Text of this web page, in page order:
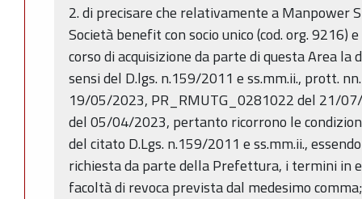
2. di precisare che relativamente a Manpower
Società benefit con socio unico (cod. org. 9216)
corso di acquisizione da parte di questa Area
sensi del D.lgs. n.159/2011 e ss.mm.ii., prott.
19/05/2023, PR_RMUTG_0281022 del 21/
del 05/04/2023, pertanto ricorrono le
del citato D.Lgs. n.159/2011 e ss.mm.ii.,
richiesta da parte della Prefettura, i termini in
facoltà di revoca prevista dal medesimo comma;